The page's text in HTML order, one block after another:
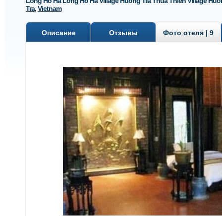
Tra,Vietnam
Описание Отзывы Фото отеля | 9